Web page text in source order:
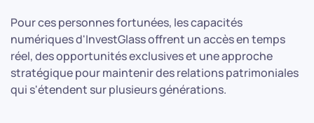
Pour ces personnes fortunées, les capacités
numériques d'InvestGlass offrent un accès en temps
réel, des opportunités exclusives et une approche
stratégique pour maintenir des relations patrimoniales
qui s'étendent sur plusieurs générations.